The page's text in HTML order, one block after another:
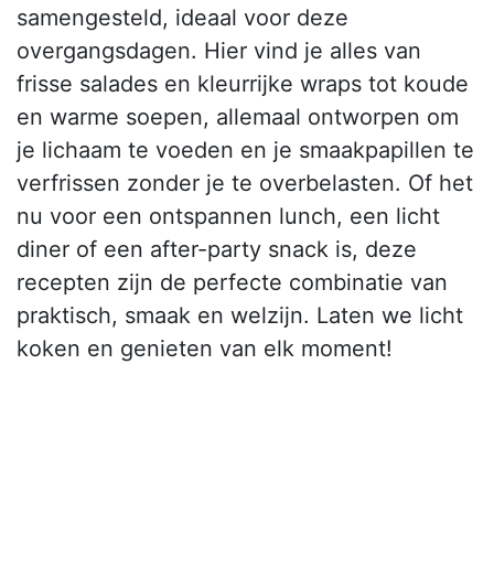
samengesteld, ideaal voor deze
overgangsdagen. Hier vind je alles van
frisse salades en kleurrijke wraps tot koude
en warme soepen, allemaal ontworpen om
je lichaam te voeden en je smaakpapillen te
verfrissen zonder je te overbelasten. Of het
nu voor een ontspannen lunch, een licht
diner of een after-party snack is, deze
recepten zijn de perfecte combinatie van
praktisch, smaak en welzijn. Laten we licht
koken en genieten van elk moment!